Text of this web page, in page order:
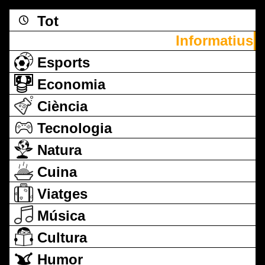
Tot
Informatius
Esports
Economia
Ciència
Tecnologia
Natura
Cuina
Viatges
Música
Cultura
Humor